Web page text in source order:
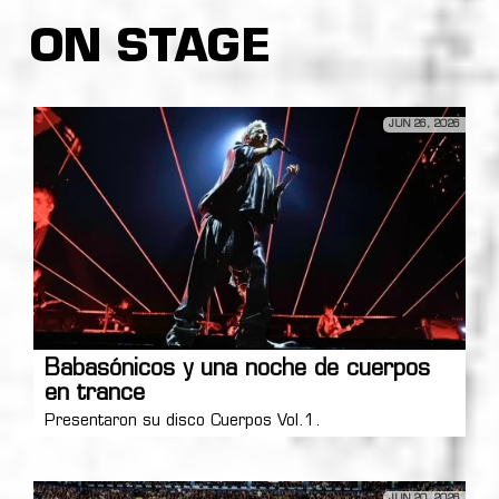
ON STAGE
JUN 26, 2026
Babasónicos y una noche de cuerpos
en trance
Presentaron su disco Cuerpos Vol.1.